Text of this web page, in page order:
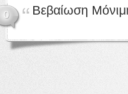
0 Βεβαίωση